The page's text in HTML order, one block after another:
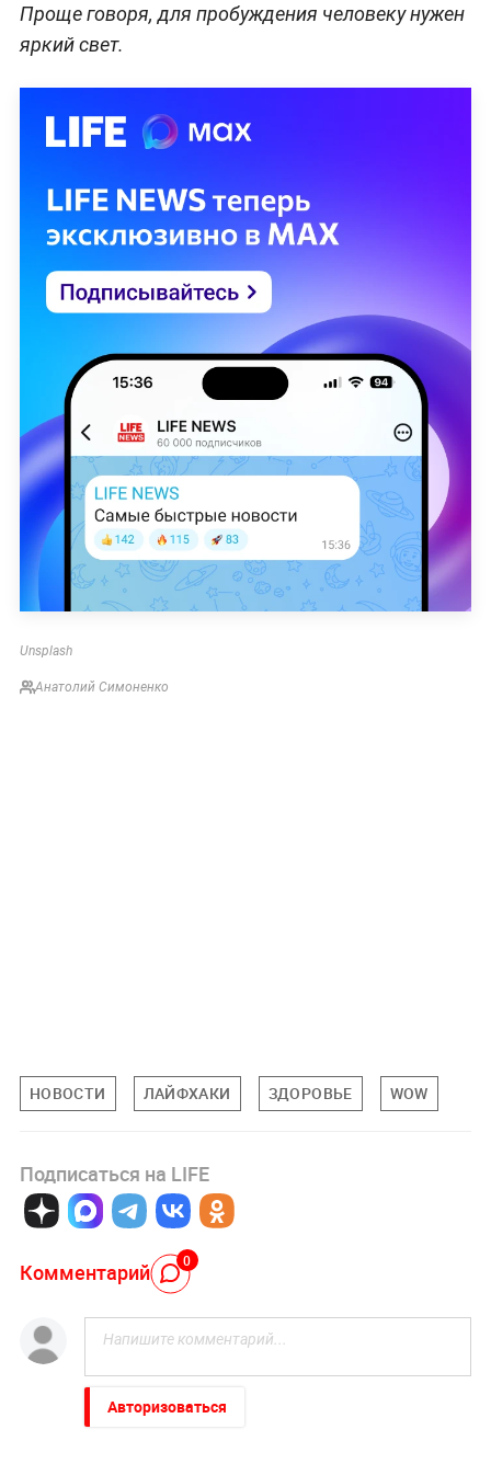
Проще говоря, для пробуждения человеку нужен
яркий свет.
Unsplash
Анатолий Симоненко
НОВОСТИ ЛАЙФХАКИ ЗДОРОВЬЕ WOW
Подписаться на LIFE
Комментарий 0
Авторизоваться